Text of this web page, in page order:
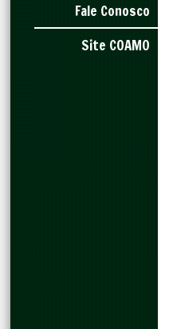
Fale Conosco
Site COAMO